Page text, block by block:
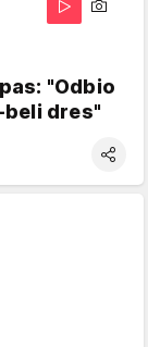
"Odbio
beli dres"